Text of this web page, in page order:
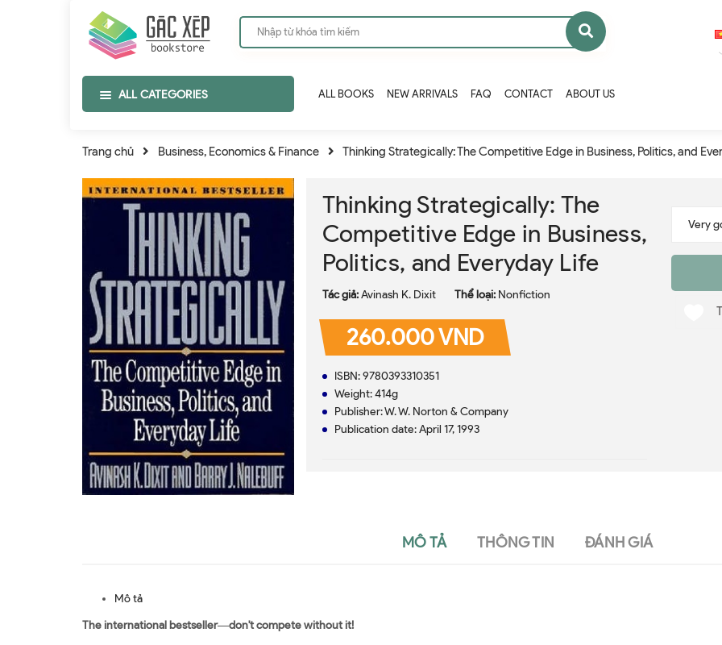
ALL CATEGORIES ALL BOOKS NEW ARRIVALS FAQ CONTACT ABOUT US
Trang chủ Business, Economics & Finance Thinking Strategically: The Competitive Edge in Business, Politics, and
Thinking Strategically: The
Competitive Edge in Business,
Politics, and Everyday Life
Tác giả:Avinash K. Dixit Thể loại: Nonfiction
260.000 VND
ISBN: 9780393310351
Weight: 414g
Publisher: W. W. Norton & Company
Publication date: April 17, 1993
MÔ TẢ THÔNG TIN ĐÁNH GIÁ
Mô tả
The international bestseller―don't compete without it!